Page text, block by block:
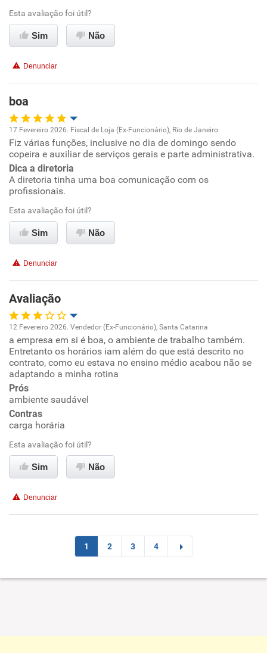
Não recomenda esta empresa
Esta avaliação foi útil?
Sim Não
Denunciar
boa
Oportunidade de promoção
Ambiente de trabalho
Benefícios
Recomenda esta empresa
Recomenda a diretoria
17 Fevereiro 2026. Fiscal de Loja (Ex-Funcionário), Rio de Janeiro
Fiz várias funções, inclusive no dia de domingo sendo
copeira e auxiliar de serviços gerais e parte administrativa.
Dica a diretoria
A diretoria tinha uma boa comunicação com os
profissionais.
Esta avaliação foi útil?
Sim Não
Denunciar
Avaliação
Oportunidade de promoção
Ambiente de trabalho
Conciliação com a vida familiar
Benefícios
Recomenda a diretoria
12 Fevereiro 2026. Vendedor (Ex-Funcionário), Santa Catarina
a empresa em si é boa, o ambiente de trabalho também.
Entretanto os horários iam além do que está descrito no
contrato, como eu estava no ensino médio acabou não se
adaptando a minha rotina
Prós
ambiente saudável
Contras
carga horária
Esta avaliação foi útil?
Sim Não
Denunciar
1 2 3 4